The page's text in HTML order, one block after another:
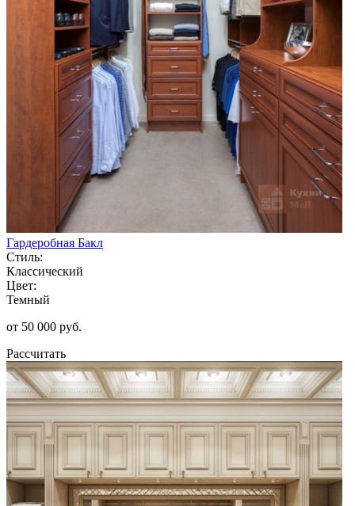
Гардеробная Бакл
Стиль:
Классический
Цвет:
Темный
от 50 000 руб.
Рассчитать